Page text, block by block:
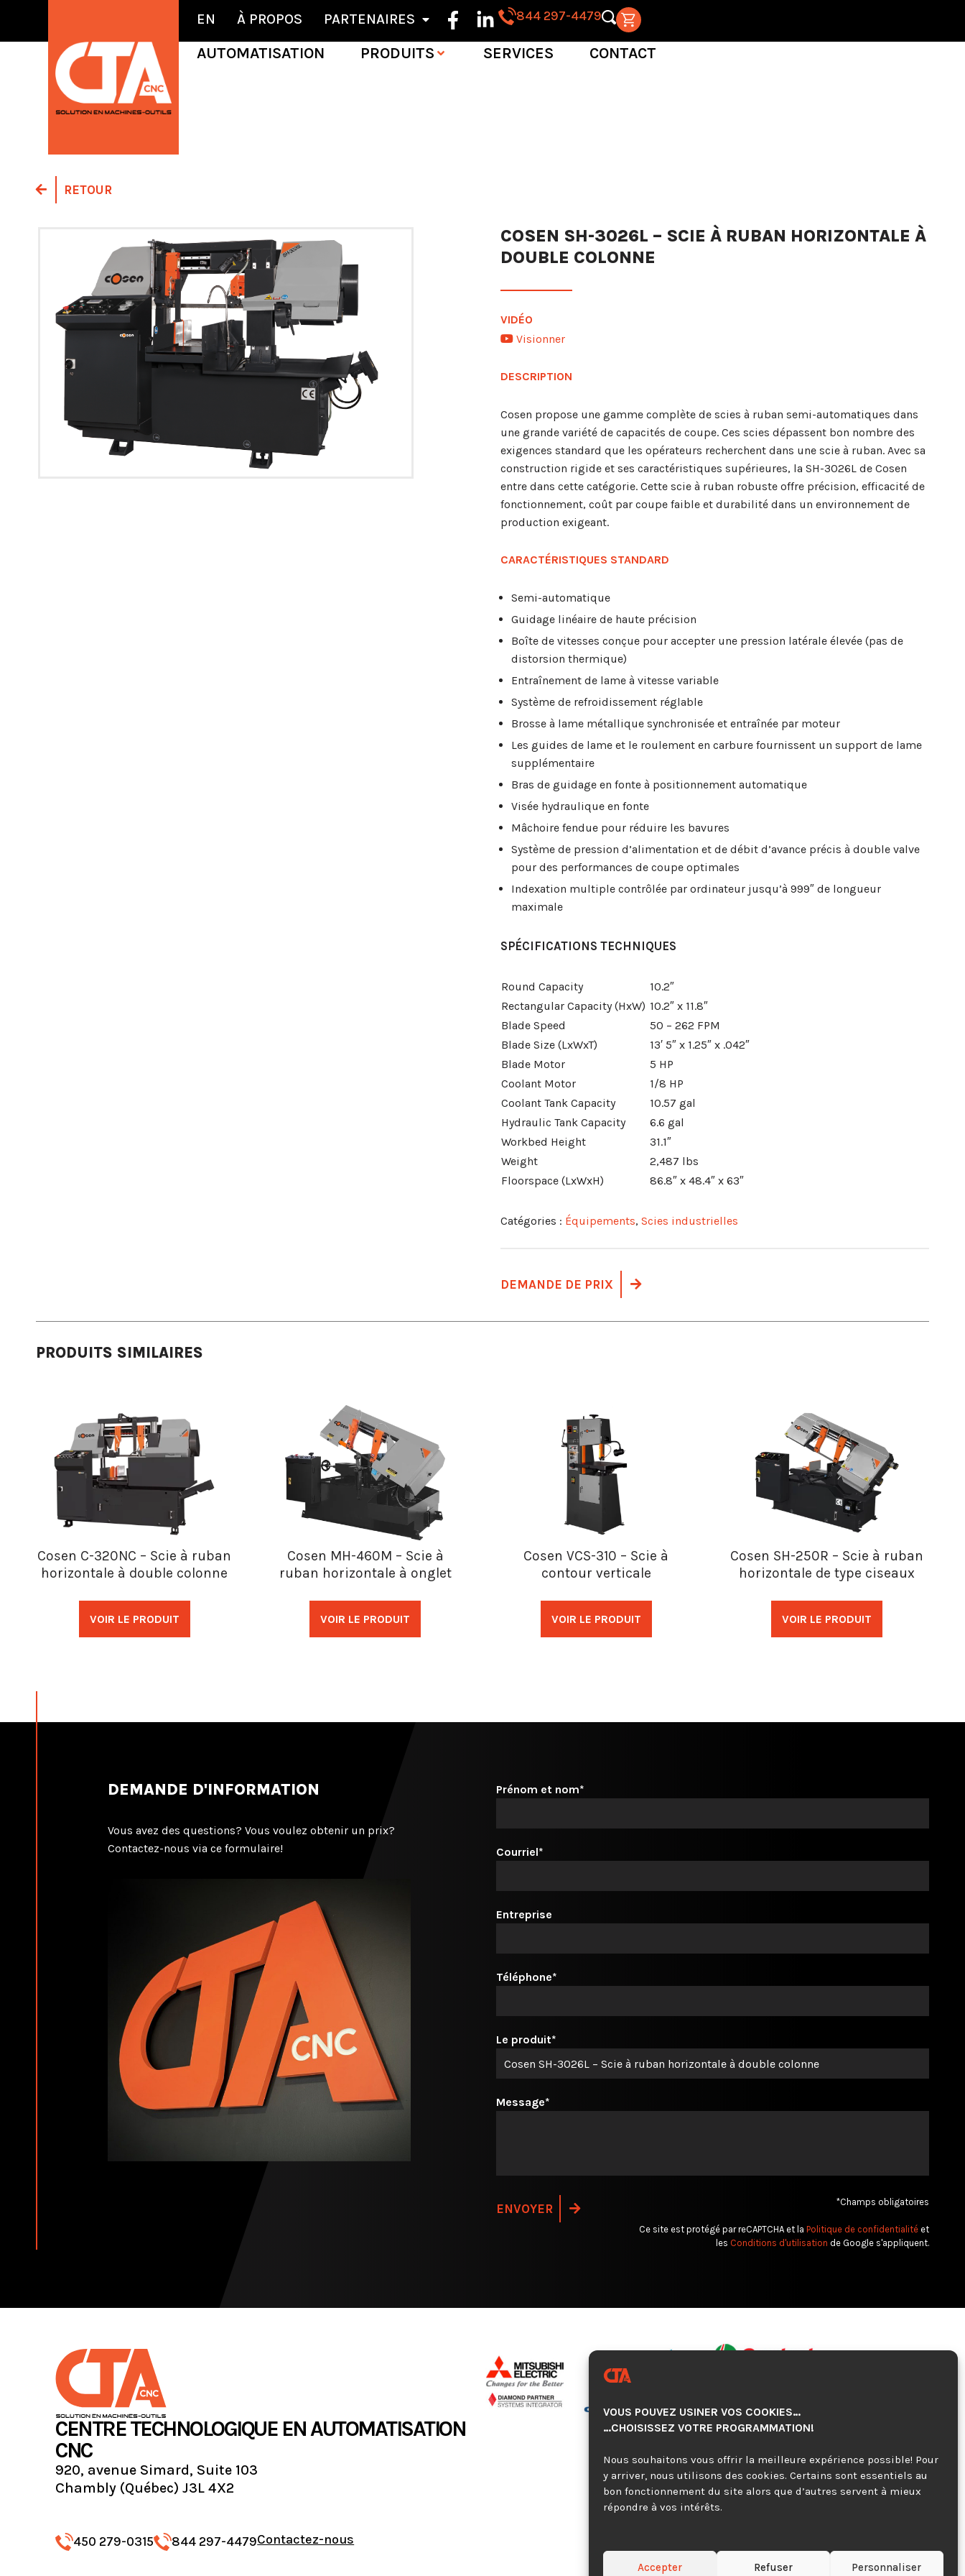
VOUS POUVEZ USINER VOS COOKIES…
…CHOISISSEZ VOTRE PROGRAMMATION!
Nous souhaitons vous offrir la meilleure expérience possible! Pour
y arriver, nous utilisons des cookies. Certains sont essentiels au
bon fonctionnement du site alors que d’autres servent à mieux
répondre à vos intérêts.
Accepter Refuser Personnaliser
EN À PROPOS PARTENAIRES 844 297-4479
AUTOMATISATION PRODUITS SERVICES CONTACT
RETOUR
COSEN SH-3026L – SCIE À RUBAN HORIZONTALE À
DOUBLE COLONNE
VIDÉO
Visionner
DESCRIPTION
Cosen propose une gamme complète de scies à ruban semi-automatiques dans
une grande variété de capacités de coupe. Ces scies dépassent bon nombre des
exigences standard que les opérateurs recherchent dans une scie à ruban. Avec sa
construction rigide et ses caractéristiques supérieures, la SH-3026L de Cosen
entre dans cette catégorie. Cette scie à ruban robuste offre précision, efficacité de
fonctionnement, coût par coupe faible et durabilité dans un environnement de
production exigeant.
CARACTÉRISTIQUES STANDARD
Semi-automatique
Guidage linéaire de haute précision
Boîte de vitesses conçue pour accepter une pression latérale élevée (pas de
distorsion thermique)
Entraînement de lame à vitesse variable
Système de refroidissement réglable
Brosse à lame métallique synchronisée et entraînée par moteur
Les guides de lame et le roulement en carbure fournissent un support de lame
supplémentaire
Bras de guidage en fonte à positionnement automatique
Visée hydraulique en fonte
Mâchoire fendue pour réduire les bavures
Système de pression d’alimentation et de débit d’avance précis à double valve
pour des performances de coupe optimales
Indexation multiple contrôlée par ordinateur jusqu’à 999″ de longueur
maximale
SPÉCIFICATIONS TECHNIQUES
Round Capacity
10.2″
Rectangular Capacity (HxW) 10.2″ x 11.8″
Blade Speed
50 – 262 FPM
Blade Size (LxWxT)
13′ 5″ x 1.25″ x .042″
Blade Motor
5 HP
Coolant Motor
1/8 HP
Coolant Tank Capacity
10.57 gal
Hydraulic Tank Capacity
6.6 gal
Workbed Height
31.1″
Weight
2,487 lbs
Floorspace (LxWxH)
86.8″ x 48.4″ x 63″
Catégories : Équipements, Scies industrielles
DEMANDE DE PRIX
PRODUITS SIMILAIRES
Cosen C-320NC – Scie à ruban
horizontale à double colonne
VOIR LE PRODUIT
Cosen MH-460M – Scie à
ruban horizontale à onglet
VOIR LE PRODUIT
Cosen VCS-310 – Scie à
contour verticale
VOIR LE PRODUIT
Cosen SH-250R – Scie à ruban
horizontale de type ciseaux
VOIR LE PRODUIT
DEMANDE D'INFORMATION
Vous avez des questions? Vous voulez obtenir un prix?
Contactez-nous via ce formulaire!
Prénom et nom*
Courriel*
Entreprise
Téléphone*
Le produit*
Message*
*Champs obligatoires
Ce site est protégé par reCAPTCHA et la Politique de confidentialité et
les Conditions d'utilisation de Google s'appliquent.
CENTRE TECHNOLOGIQUE EN AUTOMATISATION
CNC
920, avenue Simard, Suite 103
Chambly (Québec) J3L 4X2
450 279-0315 844 297-4479Contactez-nous